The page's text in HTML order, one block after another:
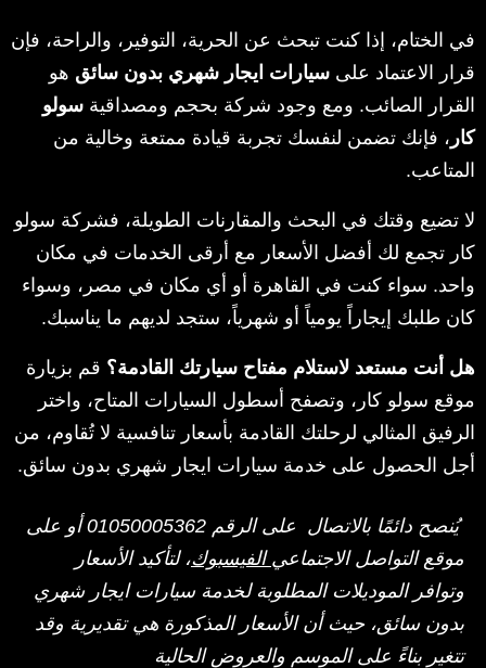
في الختام، إذا كنت تبحث عن الحرية، التوفير، والراحة، فإن
قرار الاعتماد على سيارات ايجار شهري بدون سائق هو
القرار الصائب. ومع وجود شركة بحجم ومصداقية سولو
كار ، فإنك تضمن لنفسك تجربة قيادة ممتعة وخالية من
المتاعب.
لا تضيع وقتك في البحث والمقارنات الطويلة، فشركة سولو
كار تجمع لك أفضل الأسعار مع أرقى الخدمات في مكان
واحد. سواء كنت في القاهرة أو أي مكان في مصر، وسواء
كان طلبك إيجاراً يومياً أو شهرياً، ستجد لديهم ما يناسبك.
هل أنت مستعد لاستلام مفتاح سيارتك القادمة؟ قم بزيارة
موقع سولو كار، وتصفح أسطول السيارات المتاح، واختر
الرفيق المثالي لرحلتك القادمة بأسعار تنافسية لا تُقاوم، من
أجل الحصول على خدمة سيارات ايجار شهري بدون سائق.
يُنصح دائمًا بالاتصال على الرقم 01050005362 أو على
موقع التواصل الاجتماعي الفيسبوك، لتأكيد الأسعار
وتوافر الموديلات المطلوبة لخدمة سيارات ايجار شهري
بدون سائق، حيث أن الأسعار المذكورة هي تقديرية وقد
تتغير بناءً على الموسم والعروض الحالية